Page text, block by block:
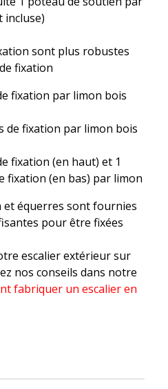
incluse)
sont plus robustes
fixation
fixation par limon bois
de fixation par limon bois
fixation (en haut) et 1
fixation (en bas) par limon
et équerres sont fournies
pour être fixées
escalier extérieur sur
nos conseils dans notre
fabriquer un escalier en